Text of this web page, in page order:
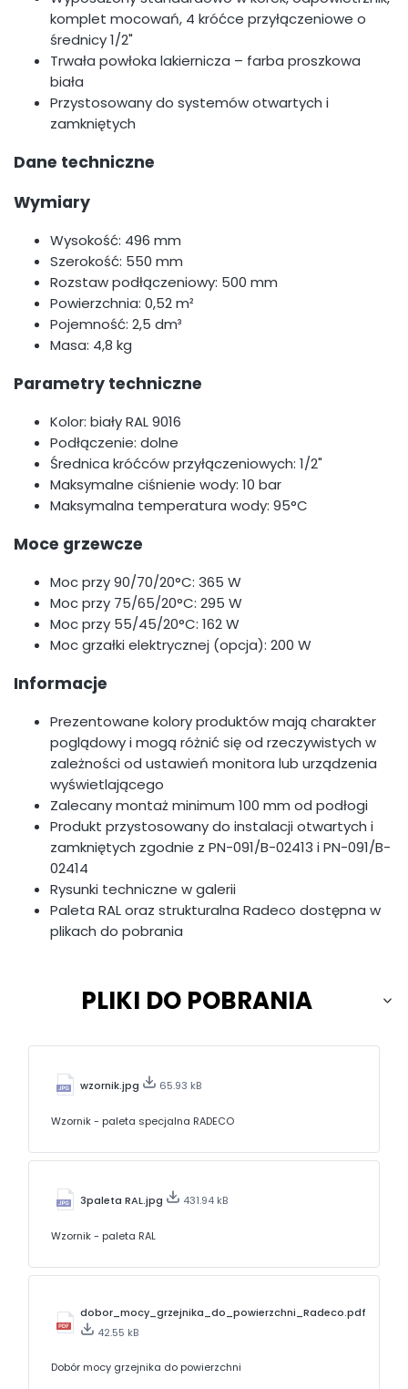
komplet mocowań, 4 króćce przyłączeniowe o
średnicy 1/2"
Trwała powłoka lakiernicza – farba proszkowa
biała
Przystosowany do systemów otwartych i
zamkniętych
Dane techniczne
Wymiary
Wysokość: 496 mm
Szerokość: 550 mm
Rozstaw podłączeniowy: 500 mm
Powierzchnia: 0,52 m²
Pojemność: 2,5 dm³
Masa: 4,8 kg
Parametry techniczne
Kolor: biały RAL 9016
Podłączenie: dolne
Średnica króćców przyłączeniowych: 1/2"
Maksymalne ciśnienie wody: 10 bar
Maksymalna temperatura wody: 95°C
Moce grzewcze
Moc przy 90/70/20°C: 365 W
Moc przy 75/65/20°C: 295 W
Moc przy 55/45/20°C: 162 W
Moc grzałki elektrycznej (opcja): 200 W
Informacje
Prezentowane kolory produktów mają charakter
poglądowy i mogą różnić się od rzeczywistych w
zależności od ustawień monitora lub urządzenia
wyświetlającego
Zalecany montaż minimum 100 mm od podłogi
Produkt przystosowany do instalacji otwartych i
zamkniętych zgodnie z PN-091/B-02413 i PN-091/B-
02414
Rysunki techniczne w galerii
Paleta RAL oraz strukturalna Radeco dostępna w
plikach do pobrania
PLIKI DO POBRANIA
wzornik.jpg 65.93 kB
Wzornik - paleta specjalna RADECO
3paleta RAL.jpg 431.94 kB
Wzornik - paleta RAL
dobor_mocy_grzejnika_do_powierzchni_Radeco.pdf
42.55 kB
Dobór mocy grzejnika do powierzchni